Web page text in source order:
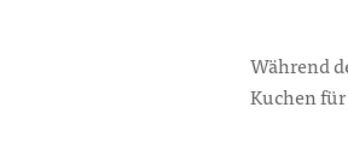
Während
Kuchen